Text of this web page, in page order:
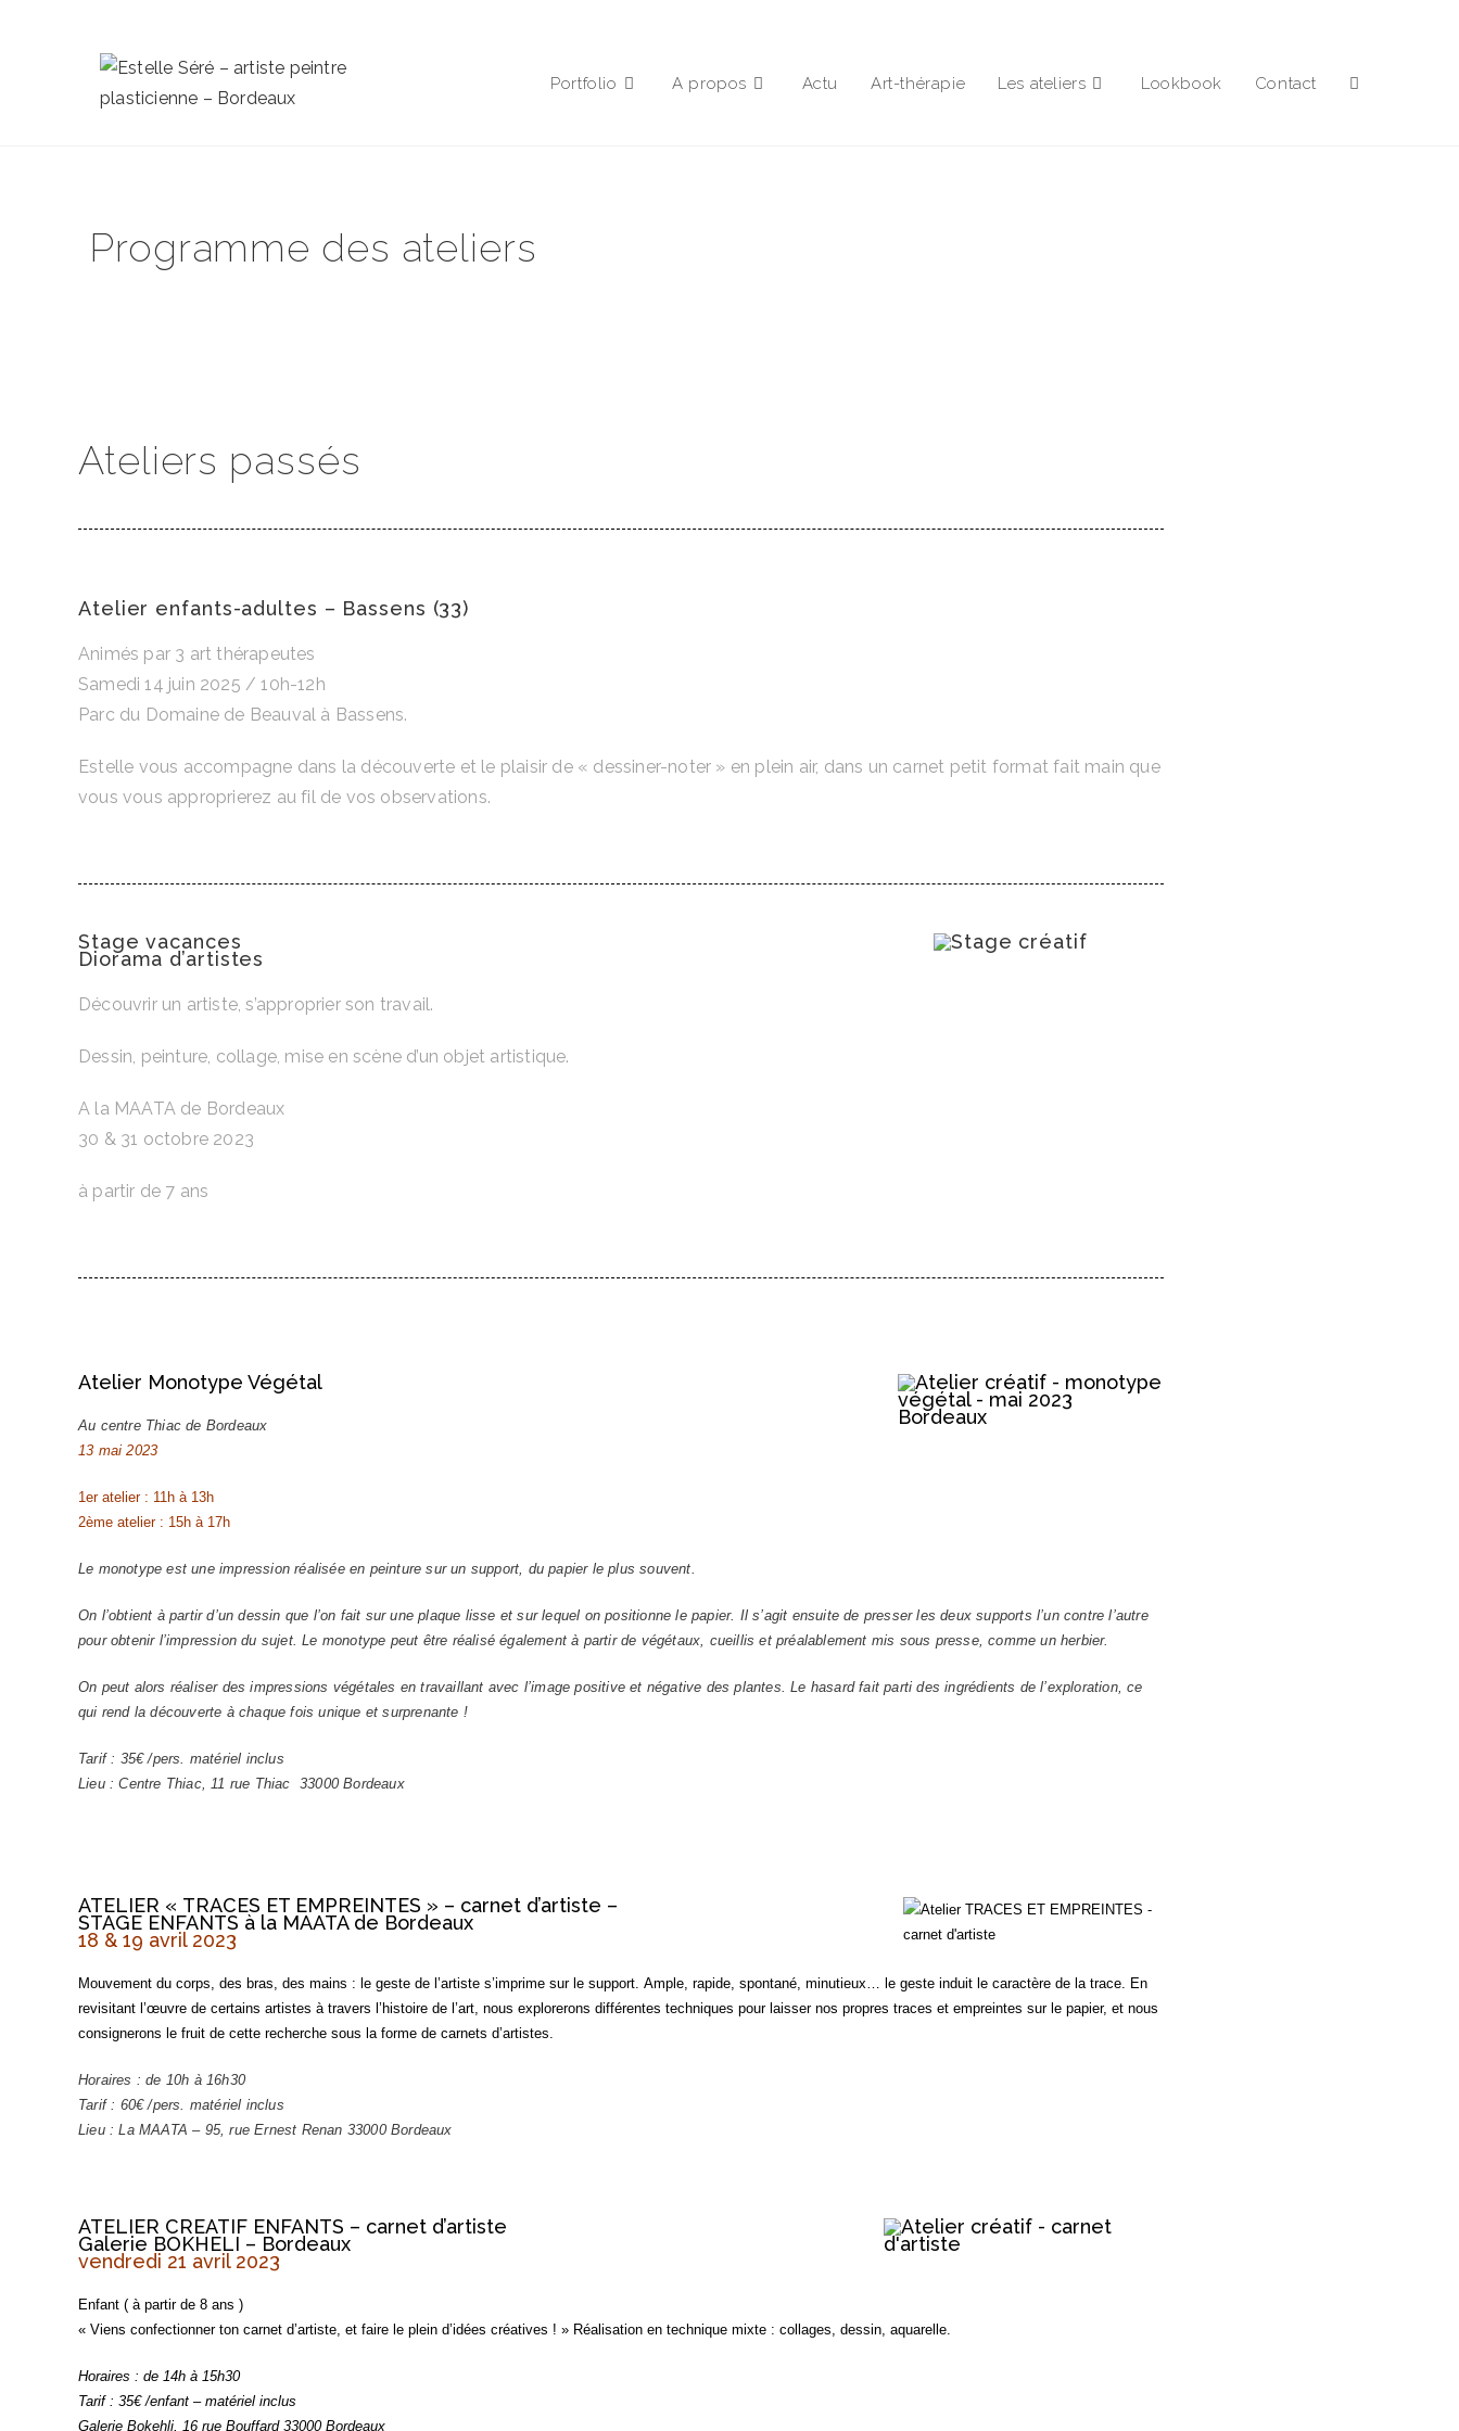
Portfolio A propos Actu Art-thérapie Les ateliers Lookbook Contact
Programme des ateliers
Ateliers passés
Atelier enfants-adultes – Bassens (33)
Animés par 3 art thérapeutes
Samedi 14 juin 2025 / 10h-12h
Parc du Domaine de Beauval à Bassens.
Estelle vous accompagne dans la découverte et le plaisir de « dessiner-noter » en plein air, dans un carnet petit format fait main que
vous vous approprierez au fil de vos observations.
Stage vacances
Diorama d’artistes
Découvrir un artiste, s’approprier son travail.
Dessin, peinture, collage, mise en scène d’un objet artistique.
A la MAATA de Bordeaux
30 & 31 octobre 2023
à partir de 7 ans
Atelier Monotype Végétal
Au centre Thiac de Bordeaux
13 mai 2023
1er atelier : 11h à 13h
2ème atelier : 15h à 17h
Le monotype est une impression réalisée en peinture sur un support, du papier le plus souvent.
On l’obtient à partir d’un dessin que l’on fait sur une plaque lisse et sur lequel on positionne le papier. Il s’agit ensuite de presser les deux supports l’un contre l’autre
pour obtenir l’impression du sujet.Le monotype peut être réalisé également à partir de végétaux, cueillis et préalablement mis sous presse, comme un herbier.
On peut alors réaliser des impressions végétales en travaillant avec l’image positive et négative des plantes.Le hasard fait parti des ingrédients de l’exploration, ce
qui rend la découverte à chaque fois unique et surprenante !
Tarif : 35€ /pers. matériel inclus
Lieu : Centre Thiac, 11 rue Thiac 33000 Bordeaux
ATELIER « TRACES ET EMPREINTES » – carnet d’artiste –
STAGE ENFANTS à la MAATA de Bordeaux
18 & 19 avril 2023
Mouvement du corps, des bras, des mains : le geste de l’artiste s’imprime sur le support. Ample, rapide, spontané, minutieux… le geste induit le caractère de la trace. En
revisitant l’œuvre de certains artistes à travers l’histoire de l’art, nous explorerons différentes techniques pour laisser nos propres traces et empreintes sur le papier, et nous
consignerons le fruit de cette recherche sous la forme de carnets d’artistes.
Horaires : de 10h à 16h30
Tarif : 60€ /pers. matériel inclus
Lieu : La MAATA – 95, rue Ernest Renan 33000 Bordeaux
ATELIER CREATIF ENFANTS – carnet d’artiste
Galerie BOKHELI – Bordeaux
vendredi 21 avril 2023
Enfant ( à partir de 8 ans )
« Viens confectionner ton carnet d’artiste, et faire le plein d’idées créatives ! » Réalisation en technique mixte : collages, dessin, aquarelle.
Horaires : de 14h à 15h30
Tarif : 35€ /enfant – matériel inclus
Galerie Bokehli, 16 rue Bouffard 33000 Bordeaux